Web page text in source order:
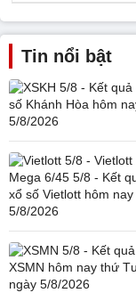
Tin nổi bật